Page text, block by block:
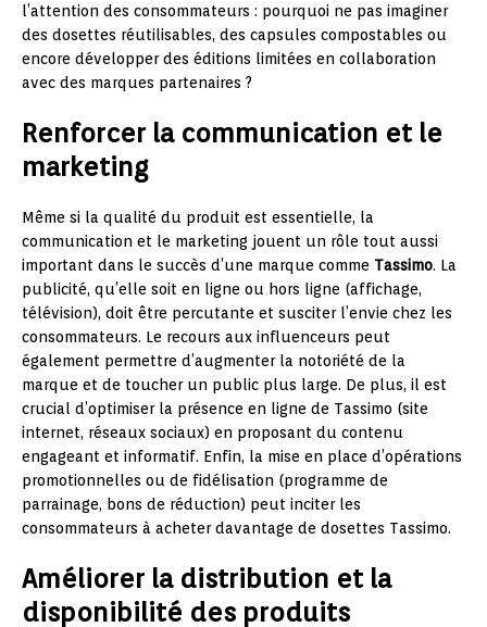
l’attention des consommateurs : pourquoi ne pas imaginer
des dosettes réutilisables, des capsules compostables ou
encore développer des éditions limitées en collaboration
avec des marques partenaires ?
Renforcer la communication et le
marketing
Même si la qualité du produit est essentielle, la
communication et le marketing jouent un rôle tout aussi
important dans le succès d’une marque comme Tassimo. La
publicité, qu’elle soit en ligne ou hors ligne (affichage,
télévision), doit être percutante et susciter l’envie chez les
consommateurs. Le recours aux influenceurs peut
également permettre d’augmenter la notoriété de la
marque et de toucher un public plus large. De plus, il est
crucial d’optimiser la présence en ligne de Tassimo (site
internet, réseaux sociaux) en proposant du contenu
engageant et informatif. Enfin, la mise en place d’opérations
promotionnelles ou de fidélisation (programme de
parrainage, bons de réduction) peut inciter les
consommateurs à acheter davantage de dosettes Tassimo.
Améliorer la distribution et la
disponibilité des produits